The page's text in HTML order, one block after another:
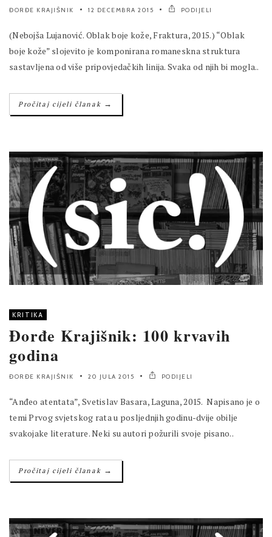
ĐORĐE KRAJIŠNIK 12 DECEMBRA 2015 PODIJELI
(Nebojša Lujanović. Oblak boje kože, Fraktura, 2015.) “Oblak
boje kože” slojevito je komponirana romaneskna struktura
sastavljena od više pripovjedačkih linija. Svaka od njih bi mogla..
Pročitaj cijeli članak →
KRITIKA
Đorđe Krajišnik: 100 krvavih
godina
ĐORĐE KRAJIŠNIK 20 JULA 2015 PODIJELI
“Anđeo atentata”, Svetislav Basara, Laguna, 2015. Napisano je o
temi Prvog svjetskog rata u posljednjih godinu-dvije obilje
svakojake literature. Neki su autori požurili svoje pisano..
Pročitaj cijeli članak →